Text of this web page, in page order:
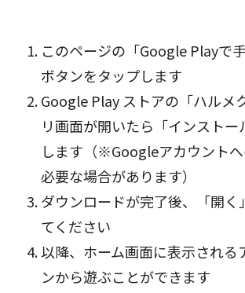
このページの「Google Playで
ボタンをタップします
Google Play ストアの「ハルメ
リ画面が開いたら「インスト
します（※Googleアカウント
必要な場合があります）
ダウンロードが完了後、「開く
てください
以降、ホーム画面に表示される
ンから遊ぶことができます